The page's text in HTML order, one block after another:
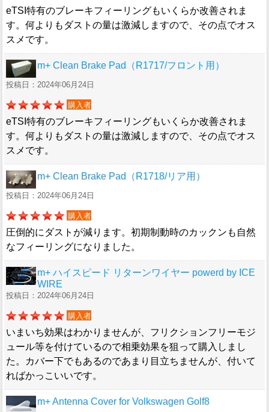
eTSI特有のブレーキフィーリングもいくらか改善されま
す。何よりもダストの量は激減しますので、その点でオス
スメです。
m+ Clean Brake Pad（R1717/フロント用）
投稿日：2024年06月24日
購入者
eTSI特有のブレーキフィーリングもいくらか改善されま
す。何よりもダストの量は激減しますので、その点でオス
スメです。
m+ Clean Brake Pad（R1718/リア用）
投稿日：2024年06月24日
購入者
圧倒的にダストが減ります。初期制動時のカックンも自然
なフィーリングになりました。
m+ ハイスピード リターンワイヤー powerd by ICE
WIRE
投稿日：2024年06月24日
購入者
いまいち効果はわかりませんが、フリクションフリーモジ
ュール等を付けているので相乗効果を狙って購入しまし
た。カバー下でもあるのであまり目立ちませんが、付いて
ればかっこいいです。
m+ Antenna Cover for Volkswagen Golf8